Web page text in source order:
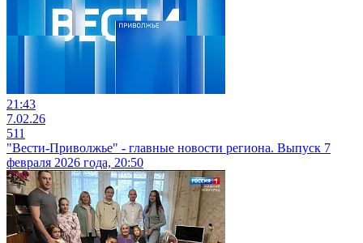
21:43
7.02.26
511
"Вести-Приволжье" - главные новости региона. Выпуск 7
февраля 2026 года, 20:50